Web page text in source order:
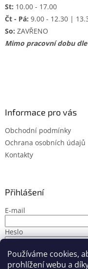
Používáme cookies,
prohlížení webu a
St: 10.00 - 17.00
Čt - Pá: 9.00 - 12.30 |
So: ZAVŘENO
Mimo pracovní dobu
Informace pro vás
Obchodní podmínky
Ochrana osobních údajů
Kontakty
Přihlášení
E-mail
Heslo
PŘIHLÁSIT SE